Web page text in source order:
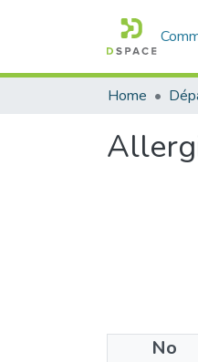
Home
No